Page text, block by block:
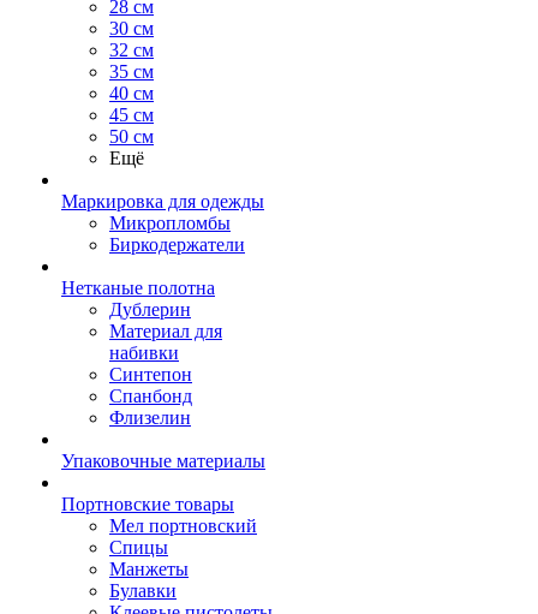
28 см
30 см
32 см
35 см
40 см
45 см
50 см
Ещё
Маркировка для одежды
Микропломбы
Биркодержатели
Нетканые полотна
Дублерин
Материал для
набивки
Синтепон
Спанбонд
Флизелин
Упаковочные материалы
Портновские товары
Мел портновский
Спицы
Манжеты
Булавки